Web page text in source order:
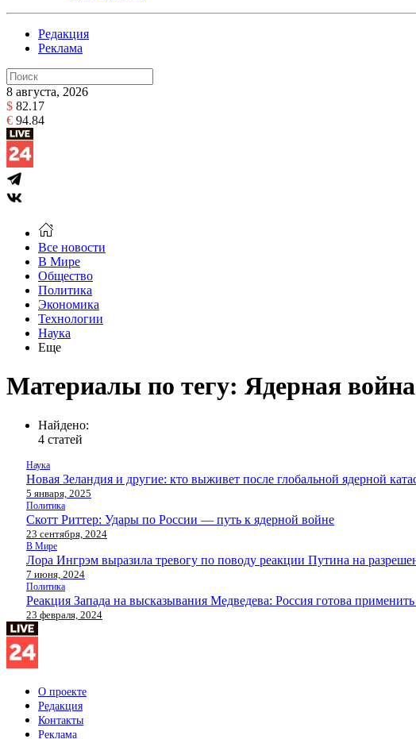
Редакция
Реклама
8 августа, 2026
$ 82.17
€ 94.84
Все новости
В Мире
Общество
Политика
Экономика
Технологии
Наука
Еще
Материалы по тегу: Ядерная война
Найдено:
4 статей
Наука
Новая Зеландия и другие: кто выживет после глобальной ядерной
5 января, 2025
Политика
Скотт Риттер: Удары по России — путь к ядерной войне
23 сентября, 2024
В Мире
Лора Ингрэм выразила тревогу по поводу реакции Путина на
7 июня, 2024
Политика
Реакция Запада на высказывания Медведева: Россия готова
23 февраля, 2024
О проекте
Редакция
Контакты
Реклама